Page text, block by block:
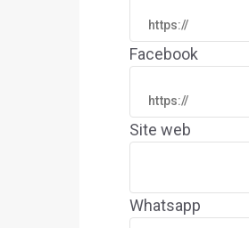
Facebook
Site web
Whatsapp